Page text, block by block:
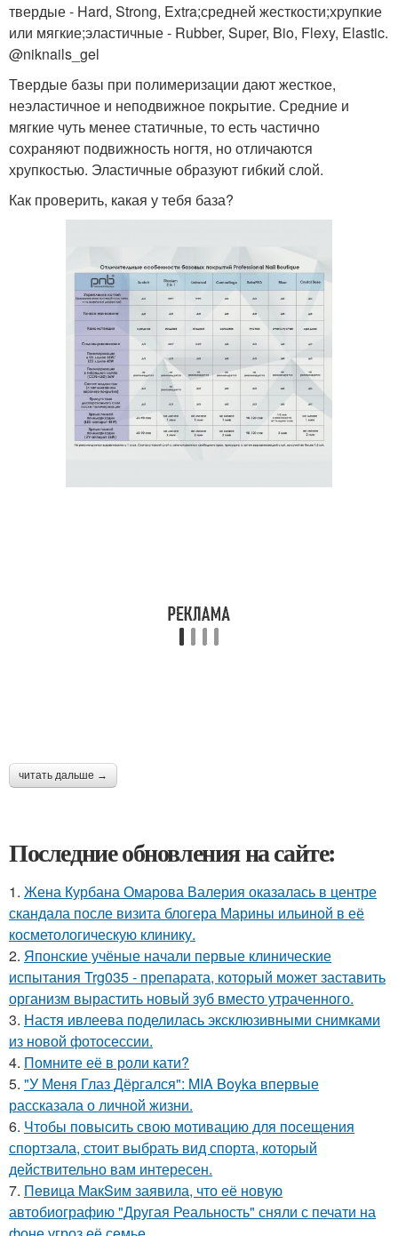
твердые - Hard, Strong, Extra;средней жесткости;хрупкие
или мягкие;эластичные - Rubber, Super, Bio, Flexy, Elastic.
@niknails_gel
Твердые базы при полимеризации дают жесткое,
неэластичное и неподвижное покрытие. Средние и
мягкие чуть менее статичные, то есть частично
сохраняют подвижность ногтя, но отличаются
хрупкостью. Эластичные образуют гибкий слой.
Как проверить, какая у тебя база?
читать дальше →
Последние обновления на сайте:
1. Жена Курбана Омарова Валерия оказалась в центре
скандала после визита блогера Марины ильиной в её
косметологическую клинику.
2. Японские учёные начали первые клинические
испытания Trg035 - препарата, который может заставить
организм вырастить новый зуб вместо утраченного.
3. Настя ивлеева поделилась эксклюзивными снимками
из новой фотосессии.
4. Помните её в роли кати?
5. "У Меня Глаз Дёргался": MIA Boyka впервые
рассказала о личной жизни.
6. Чтобы повысить свою мотивацию для посещения
спортзала, стоит выбрать вид спорта, который
действительно вам интересен.
7. Пeвица MакSим заявила, что её новую
автобиографию "Другая Реальность" сняли с печати на